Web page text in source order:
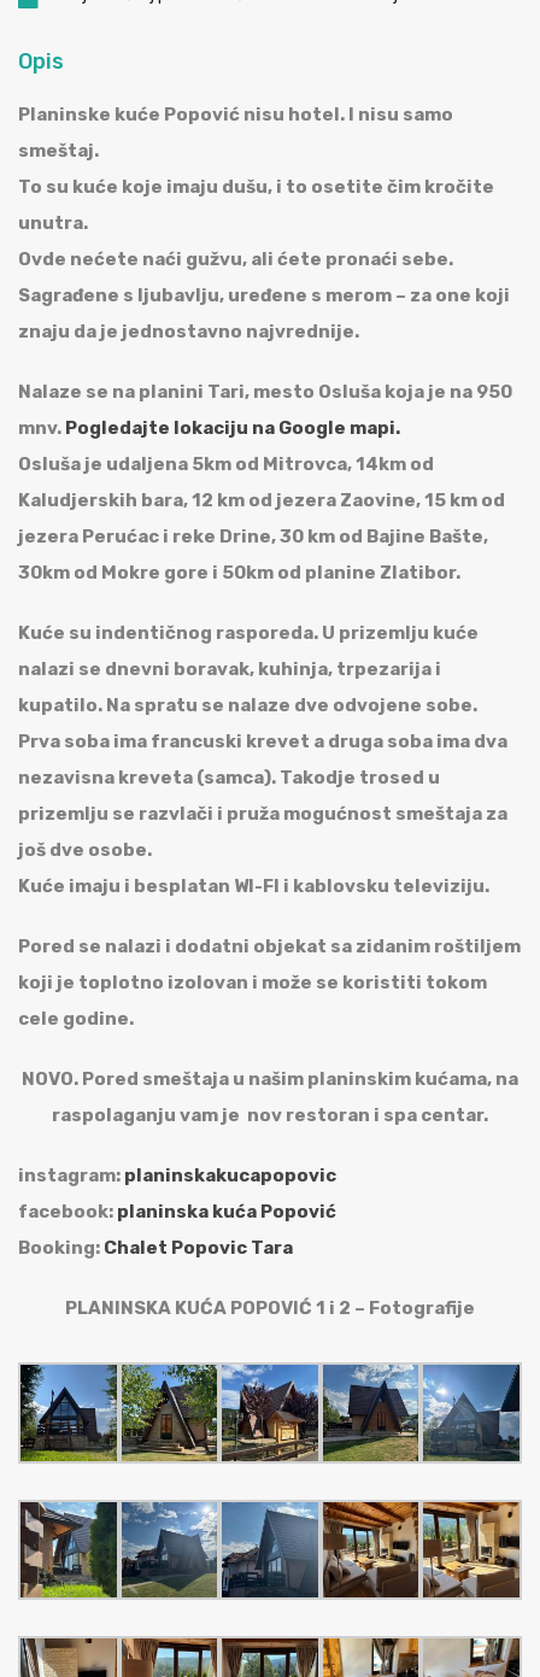
Opis
Planinske kuće Popović nisu hotel. I nisu samo
smeštaj.
To su kuće koje imaju dušu, i to osetite čim kročite
unutra.
Ovde nećete naći gužvu, ali ćete pronaći sebe.
Sagrađene s ljubavlju, uređene s merom – za one koji
znaju da je jednostavno najvrednije.
Nalaze se na planini Tari, mesto Osluša koja je na 950
mnv. Pogledajte lokaciju na Google mapi.
Osluša je udaljena 5km od Mitrovca, 14km od
Kaludjerskih bara, 12 km od jezera Zaovine, 15 km od
jezera Perućac i reke Drine, 30 km od Bajine Bašte,
30km od Mokre gore i 50km od planine Zlatibor.
Kuće su indentičnog rasporeda. U prizemlju kuće
nalazi se dnevni boravak, kuhinja, trpezarija i
kupatilo. Na spratu se nalaze dve odvojene sobe.
Prva soba ima francuski krevet a druga soba ima dva
nezavisna kreveta (samca). Takodje trosed u
prizemlju se razvlači i pruža mogućnost smeštaja za
još dve osobe.
Kuće imaju i besplatan WI-FI i kablovsku televiziju.
Pored se nalazi i dodatni objekat sa zidanim roštiljem
koji je toplotno izolovan i može se koristiti tokom
cele godine.
NOVO. Pored smeštaja u našim planinskim kućama, na
raspolaganju vam je nov restoran i spa centar.
instagram: planinskakucapopovic
facebook: planinska kuća Popović
Booking: Chalet Popovic Tara
PLANINSKA KUĆA POPOVIĆ 1 i 2 – Fotografije